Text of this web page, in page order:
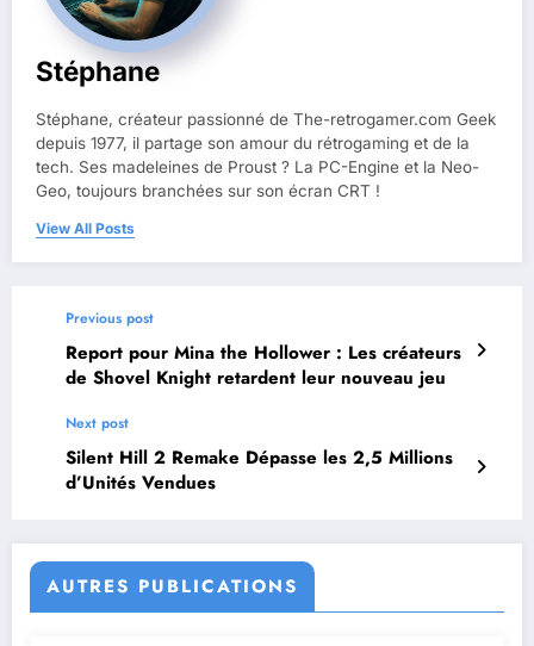
Stéphane
Stéphane, créateur passionné de The-retrogamer.com Geek
depuis 1977, il partage son amour du rétrogaming et de la
tech. Ses madeleines de Proust ? La PC-Engine et la Neo-
Geo, toujours branchées sur son écran CRT !
View All Posts
Previous post
Report pour Mina the Hollower : Les créateurs
de Shovel Knight retardent leur nouveau jeu
Next post
Silent Hill 2 Remake Dépasse les 2,5 Millions
d’Unités Vendues
AUTRES PUBLICATIONS